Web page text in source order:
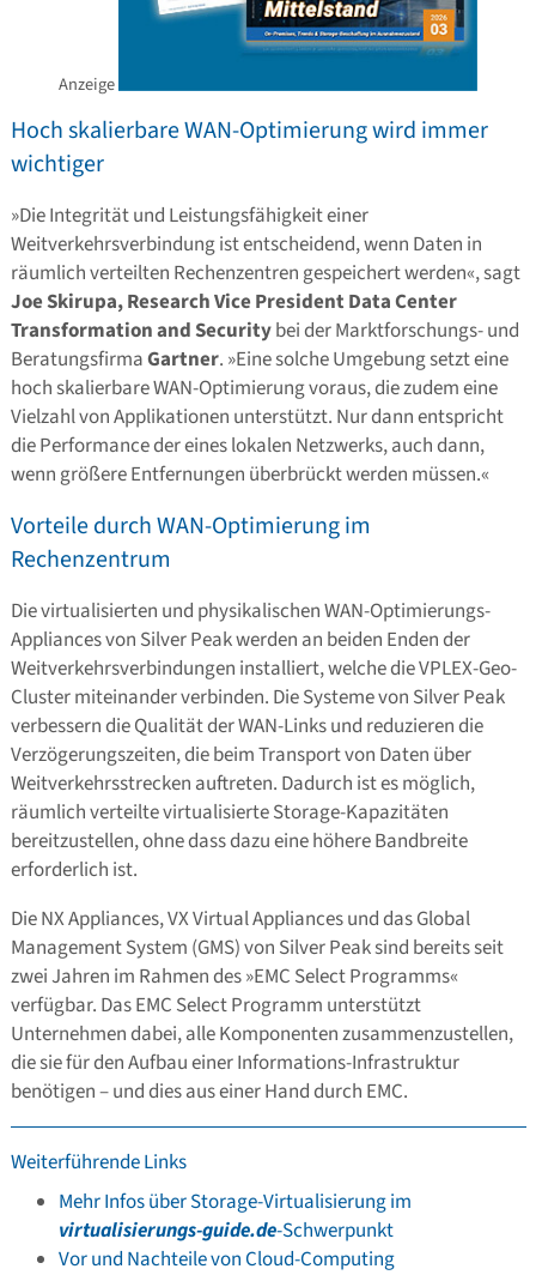
Anzeige
Hoch skalierbare WAN-Optimierung wird immer
wichtiger
»Die Integrität und Leistungsfähigkeit einer
Weitverkehrsverbindung ist entscheidend, wenn Daten in
räumlich verteilten Rechenzentren gespeichert werden«, sagt
Joe Skirupa, Research Vice President Data Center
Transformation and Securitybei der Marktforschungs- und
BeratungsfirmaGartner. »Eine solche Umgebung setzt eine
hoch skalierbare WAN-Optimierung voraus, die zudem eine
Vielzahl von Applikationen unterstützt. Nur dann entspricht
die Performance der eines lokalen Netzwerks, auch dann,
wenn größere Entfernungen überbrückt werden müssen.«
Vorteile durch WAN-Optimierung im
Rechenzentrum
Die virtualisierten und physikalischen WAN-Optimierungs-
Appliances von Silver Peak werden an beiden Enden der
Weitverkehrsverbindungen installiert, welche die VPLEX-Geo-
Cluster miteinander verbinden. Die Systeme von Silver Peak
verbessern die Qualität der WAN-Links und reduzieren die
Verzögerungszeiten, die beim Transport von Daten über
Weitverkehrsstrecken auftreten. Dadurch ist es möglich,
räumlich verteilte virtualisierte Storage-Kapazitäten
bereitzustellen, ohne dass dazu eine höhere Bandbreite
erforderlich ist.
Die NX Appliances, VX Virtual Appliances und das Global
Management System (GMS) von Silver Peak sind bereits seit
zwei Jahren im Rahmen des »EMC Select Programms«
verfügbar. Das EMC Select Programm unterstützt
Unternehmen dabei, alle Komponenten zusammenzustellen,
die sie für den Aufbau einer Informations-Infrastruktur
benötigen – und dies aus einer Hand durch EMC.
Weiterführende Links
Mehr Infos über Storage-Virtualisierung im
virtualisierungs-guide.de-Schwerpunkt
Vor und Nachteile von Cloud-Computing